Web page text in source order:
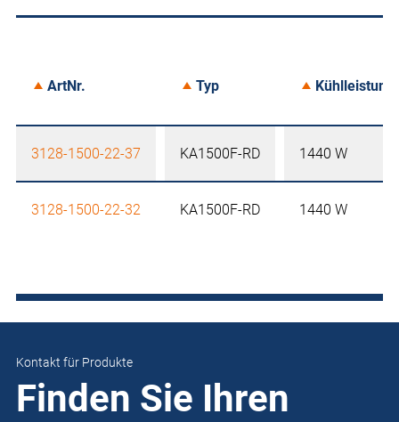
ArtNr. Typ Kühlleistung
3128-1500-22-37 KA1500F-RD 1440 W
3128-1500-22-32 KA1500F-RD 1440 W
Kontakt für Produkte
Finden Sie Ihren